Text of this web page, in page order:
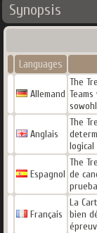
Synopsis
Languages
Allemand
The
Anglais
The
Espagnol
The
de
Français
La
bien